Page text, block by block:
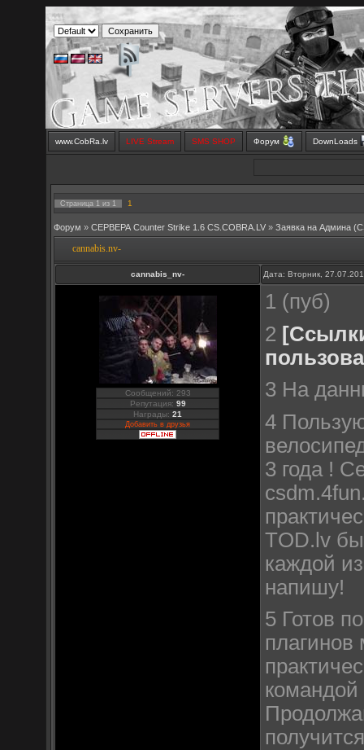
www.CobRa.lv LIVE Stream SMS SHOP Форум DownLoads
Страница 1 из 1 1
Форум » СЕРВЕРА Counter Strike 1.6 CS.COBRA.LV » Заявка на Aдмина
cannabis.nv-
cannabis_nv- Дата: Вторник,
Сообщений: 293
Репутация: 99
Награды:21
Добавить в друзья
1 (пуб)
2
3 На
4
3 года !
TOD.lv
каждой
напишу!
5 Готов